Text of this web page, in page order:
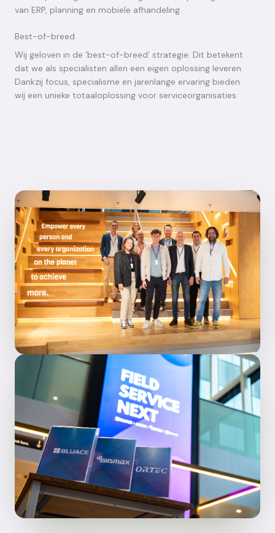
van ERP, planning en mobiele afhandeling.
Best-of-breed
Wij geloven in de ‘best-of-breed’ strategie. Dit betekent
dat we als specialisten allen een eigen oplossing leveren.
Dankzij focus, specialisme en jarenlange ervaring bieden
wij een unieke totaaloplossing voor serviceorganisaties.